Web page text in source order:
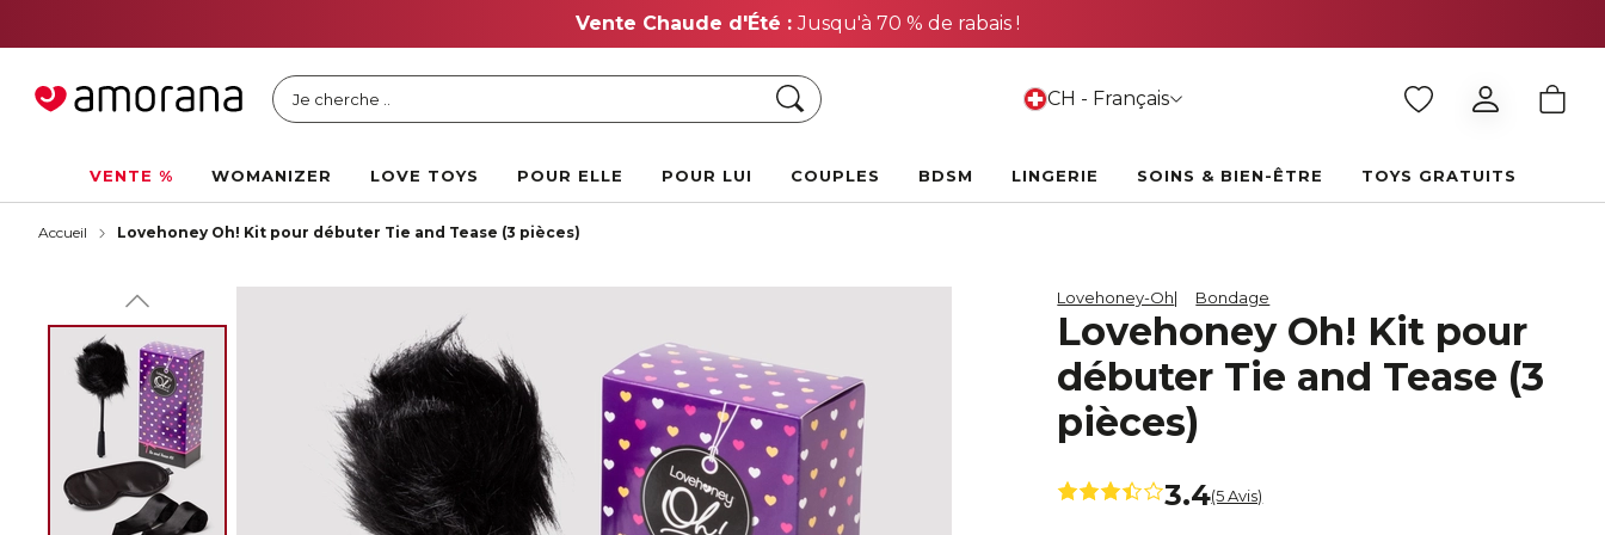
Vente Chaude d'Été :Jusqu'à 70 % de rabais !
Je cherche .. Chercher CH - Français
VENTE % WOMANIZER LOVE TOYS POUR ELLE POUR LUI COUPLES BDSM LINGERIE SOINS & BIEN-ÊTRE TOYS GRATUITS
Accueil Lovehoney Oh! Kit pour débuter Tie and Tease (3 pièces)
Lovehoney-Oh Bondage
Lovehoney Oh! Kit pour
débuter Tie and Tease (3
pièces)
3.4(5 Avis)